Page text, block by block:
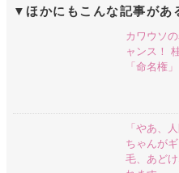
ほかにもこんな記事があ
カワウソ
ャンス！
「命名権
「やあ、
ちゃんが
毛、あど